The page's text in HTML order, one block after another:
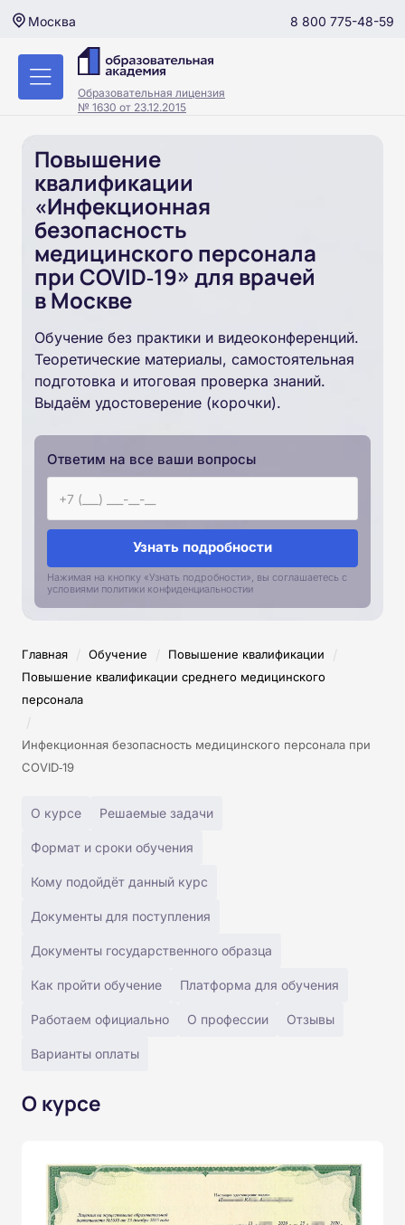
Москва 8 800 775-48-59
Образовательная лицензия
№ 1630 от 23.12.2015
Повышение
квалификации
«Инфекционная
безопасность
медицинского персонала
при COVID‑19» для врачей
в Москве
Обучение без практики и видеоконференций.
Теоретические материалы, самостоятельная
подготовка и итоговая проверка знаний.
Выдаём удостоверение (корочки).
Ответим на все ваши вопросы
Узнать подробности
Нажимая на кнопку «Узнать подробности», вы соглашаетесь с
условиями политики конфиденциальностии
Главная / Обучение / Повышение квалификации /
Повышение квалификации среднего медицинского
персонала
/
Инфекционная безопасность медицинского персонала при
COVID‑19
О курсе Решаемые задачи
Формат и сроки обучения
Кому подойдёт данный курс
Документы для поступления
Документы государственного образца
Как пройти обучение Платформа для обучения
Работаем официально О профессии Отзывы
Варианты оплаты
О курсе